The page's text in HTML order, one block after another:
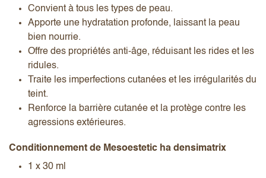
Convient à tous les types de peau.
Apporte une hydratation profonde, laissant la peau
bien nourrie.
Offre des propriétés anti-âge, réduisant les rides et les
ridules.
Traite les imperfections cutanées et les irrégularités du
teint.
Renforce la barrière cutanée et la protège contre les
agressions extérieures.
Conditionnement de Mesoestetic ha densimatrix
1 x 30 ml